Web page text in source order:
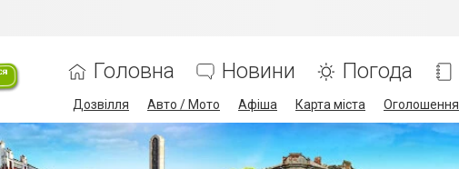
Головна Новини Погода
Дозвілля Авто / Мото Афіша Карта міста Оголошення